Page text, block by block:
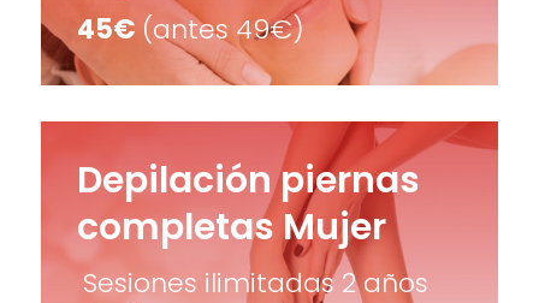
45€ (antes 49€)
Depilación piernas
completas Mujer
Sesiones ilimitadas 2 años